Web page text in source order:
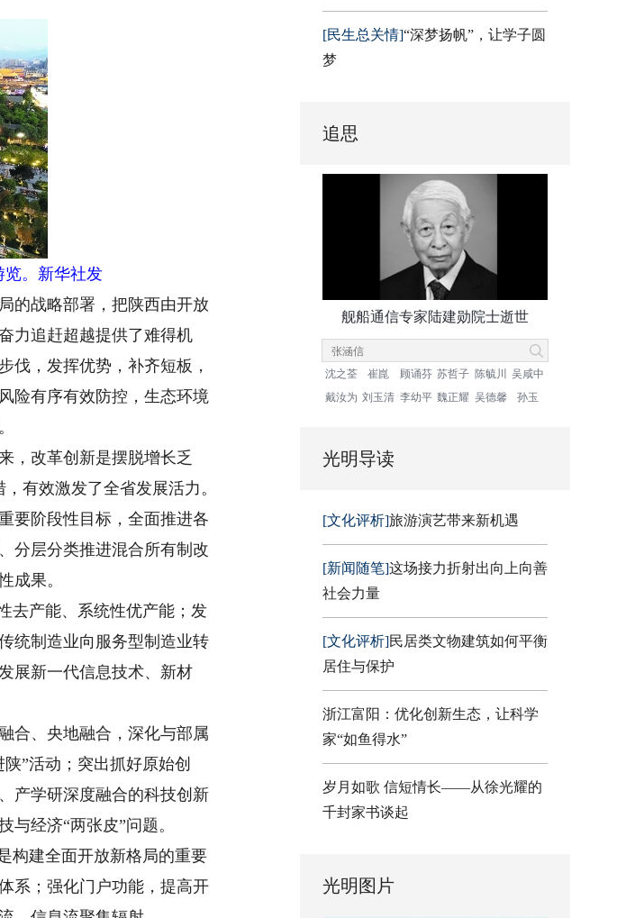
览。新华社发
战略部署，把陕西由开放
力追赶超越提供了难得机
伐，发挥优势，补齐短板，
险有序有效防控，生态环境
改革创新是摆脱增长乏
有效激发了全省发展活力。
要阶段性目标，全面推进各
分层分类推进混合所有制改
成果。
产能、系统性优产能；发
统制造业向服务型制造业转
展新一代信息技术、新材
、央地融合，深化与部属
”活动；突出抓好原始创
产学研深度融合的科技创新
经济“两张皮”问题。
建全面开放新格局的重要
系；强化门户功能，提高开
[民生总关情]“深梦扬帆”，让学子圆
梦
追思
舰船通信专家陆建勋院士逝世
沈之荃 崔崑 顾诵芬 苏哲子 陈毓川
吴咸中
戴汝为 刘玉清 李幼平 魏正耀 吴德馨 孙玉
光明导读
[文化评析]旅游演艺带来新机遇
[新闻随笔]这场接力折射出向上向善
社会力量
[文化评析]民居类文物建筑如何平衡
居住与保护
浙江富阳：优化创新生态，让科学
家“如鱼得水”
岁月如歌 信短情长——从徐光耀的
千封家书谈起
光明图片